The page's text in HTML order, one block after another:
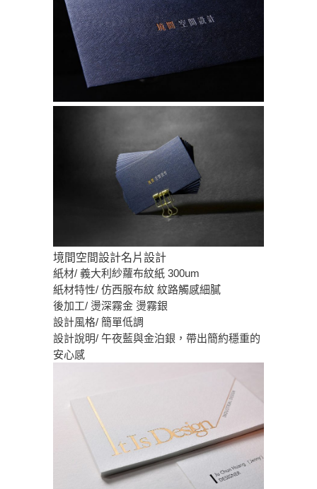
境間空間設計名片設計
紙材/ 義大利紗蘿布紋紙 300um
紙材特性/ 仿西服布紋 紋路觸感細膩
後加工/ 燙深霧金 燙霧銀
設計風格/ 簡單低調
設計說明/ 午夜藍與金泊銀，帶出簡約穩重的
安心感